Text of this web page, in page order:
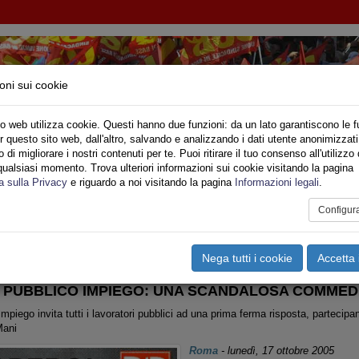
SINDACALE DI BASE SETTORE VIGILI DEL
Privato Territori Sociale Speciali Multimedia
Di Lavoro Comparto Aziende
IMPIEGO: UNA SCANDALOSA
invita tutti i lavoratori pubblici ad una prima ferma risposta,
Roma- lunedì, 17 ottobre 2005
sui cookie
web utilizza cookie. Questi hanno due funzioni: da un lato garantiscono le
questo sito web, dall'altro, salvando e analizzando i dati utente
di migliorare i nostri contenuti per te. Puoi ritirare il tuo consenso all'utilizzo
momento. Trova ulteriori informazioni sui cookie visitando la pagina
sulla Privacy e riguardo a noi visitando la pagina Informazioni legali.
Nega tutti i cookie Accetta